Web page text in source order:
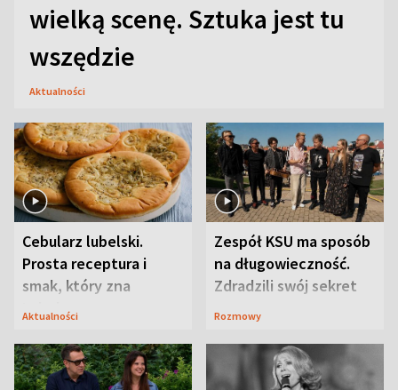
wielką scenę. Sztuka jest tu
wszędzie
Aktualności
Cebularz lubelski.
Prosta receptura i
smak, który zna
Lubelszczyzna
Aktualności
Zespół KSU ma sposób
na długowieczność.
Zdradzili swój sekret
Rozmowy